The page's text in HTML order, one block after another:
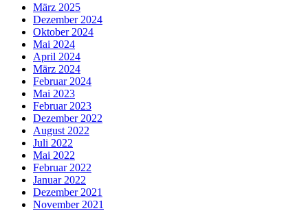
März 2025
Dezember 2024
Oktober 2024
Mai 2024
April 2024
März 2024
Februar 2024
Mai 2023
Februar 2023
Dezember 2022
August 2022
Juli 2022
Mai 2022
Februar 2022
Januar 2022
Dezember 2021
November 2021